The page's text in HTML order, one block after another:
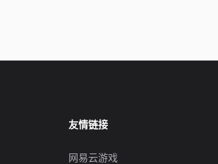
友情链接
网易云游戏